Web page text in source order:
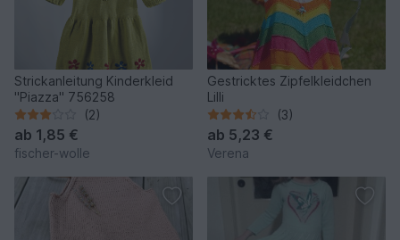
Strickanleitung Kinderkleid
"Piazza" 756258
(2)
ab 1,85 €
fischer-wolle
Gestricktes Zipfelkleidchen
Lilli
(3)
ab 5,23 €
Verena